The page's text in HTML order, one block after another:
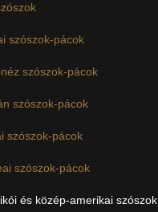
szószok-pácok
szószok-pácok
szószok-pácok
szószok-pácok
szószok-pácok
és közép-amerikai szószok